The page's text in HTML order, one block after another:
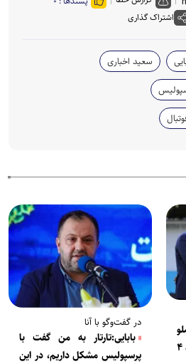
اشتراک گذاری
سعید اخباری
حفظ شاکله تیم است/ قرارداد ۴
در گفت‌وگو با آنا
بابایی:تارتار به من گفت با
پرسپولیس مشکل داریم، در این